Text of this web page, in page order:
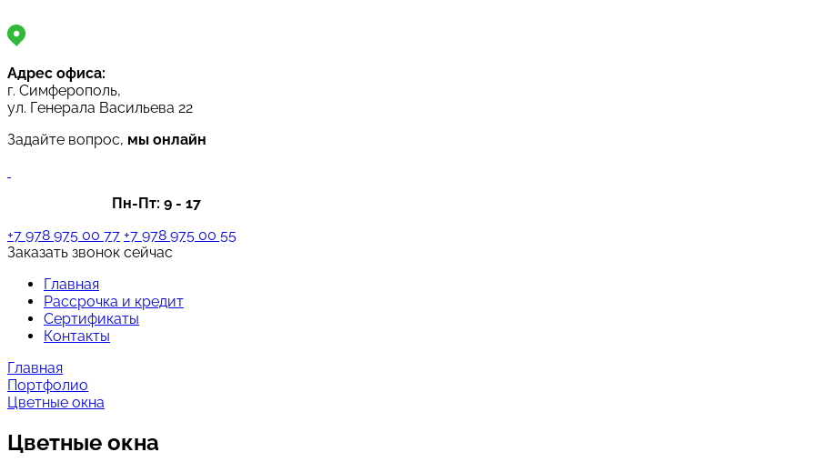
Адрес офиса:
г. Симферополь,
ул. Генерала Васильева 22
Задайте вопрос, мы онлайн
Пн-Пт: 9 - 17
+7 978 975 00 77 +7 978 975 00 55
Заказать звонок сейчас
Главная
Рассрочка и кредит
Сертификаты
Контакты
Главная
Портфолио
Цветные окна
Цветные окна